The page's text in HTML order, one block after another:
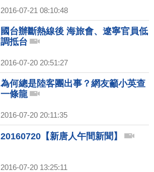
2016-07-21 08:10:48
國台辦斷熱線後 海旅會、遼寧官員低
調抵台
2016-07-20 20:51:27
為何總是陸客團出事？網友籲小英查
一條龍
2016-07-20 20:11:35
20160720【新唐人午間新聞】
2016-07-20 13:25:11